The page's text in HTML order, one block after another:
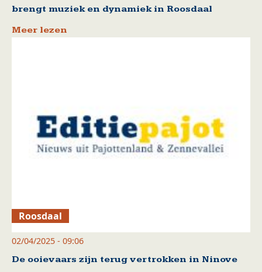
brengt muziek en dynamiek in Roosdaal
Meer lezen
Roosdaal
02/04/2025 - 09:06
De ooievaars zijn terug vertrokken in Ninove